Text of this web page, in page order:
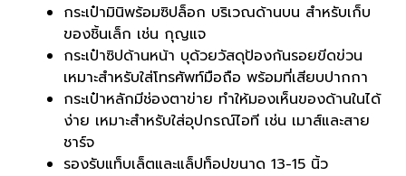
กระเป๋ามินิพร้อมซิปล็อก บริเวณด้านบน สำหรับเก็บ
ของชิ้นเล็ก เช่น กุญแจ
กระเป๋าซิปด้านหน้า บุด้วยวัสดุป้องกันรอยขีดข่วน
เหมาะสำหรับใส่โทรศัพท์มือถือ พร้อมที่เสียบปากกา
กระเป๋าหลักมีช่องตาข่าย ทำให้มองเห็นของด้านในได้
ง่าย เหมาะสำหรับใส่อุปกรณ์ไอที เช่น เมาส์และสาย
ชาร์จ
รองรับแท็บเล็ตและแล็ปท็อปขนาด 13-15 นิ้ว